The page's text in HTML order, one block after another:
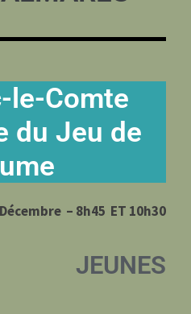
le-Comte
du Jeu de
– 8h45 ET 10h30
JEUNES